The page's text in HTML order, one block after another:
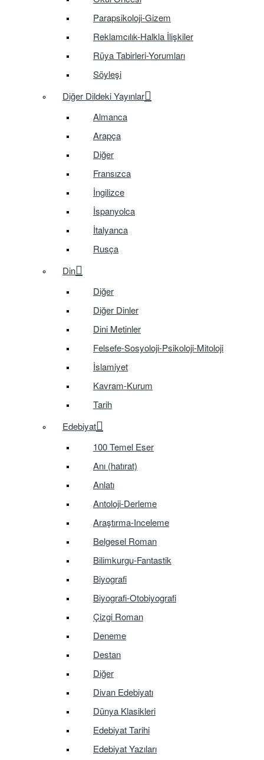
Parapsikoloji-Gizem
Reklamcılık-Halkla İlişkiler
Rüya Tabirleri-Yorumları
Söyleşi
Diğer Dildeki Yayınlar
Almanca
Arapça
Diğer
Fransızca
İngilizce
İspanyolca
İtalyanca
Rusça
Din
Diğer
Diğer Dinler
Dini Metinler
Felsefe-Sosyoloji-Psikoloji-Mitoloji
İslamiyet
Kavram-Kurum
Tarih
Edebiyat
100 Temel Eser
Anı (hatırat)
Anlatı
Antoloji-Derleme
Araştırma-Inceleme
Belgesel Roman
Bilimkurgu-Fantastik
Biyografi
Biyografi-Otobiyografi
Çizgi Roman
Deneme
Destan
Diğer
Divan Edebiyatı
Dünya Klasikleri
Edebiyat Tarihi
Edebiyat Yazıları